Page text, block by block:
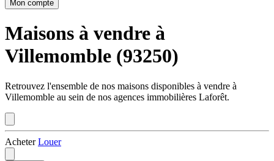
Mon compte
Maisons à vendre à
Villemomble (93250)
Retrouvez l'ensemble de nos maisons disponibles à vendre à
Villemomble au sein de nos agences immobilières Laforêt.
AcheterLouer